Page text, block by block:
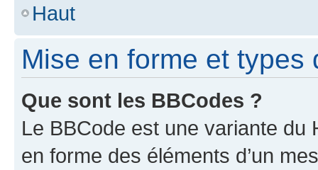
Haut
Mise en forme et types
Que sont les BBCodes ?
Le BBCode est une variante du
en forme des éléments d’un